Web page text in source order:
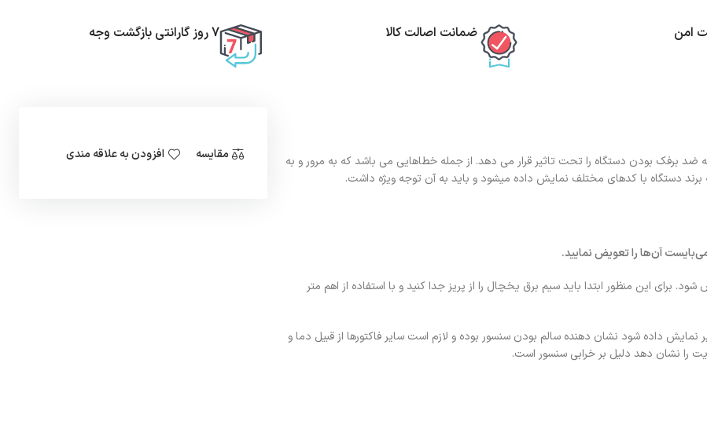
امن ضمانت اصالت کالا 7 روز گارانتی بازگشت وجه
که ضد برفک بودن دستگاه را تحت تاثیر قرار می دهد. از جمله خطاهایی می باشد که به مرور و به
دستگاه با کدهای مختلف نمایش داده میشود و باید به آن توجه ویژه داشت.
آن‌ها را تعویض نمایید.
این منظور ابتدا باید سیم برق یخچال را از پریز جدا کنید و با استفاده از اهم متر
داده شود نشان دهنده سالم بودن سنسور بوده و لازم است سایر فاکتورها از قبیل دما و
را نشان دهد دلیل بر خرابی سنسور است.
مقایسه افزودن به علاقه مندی